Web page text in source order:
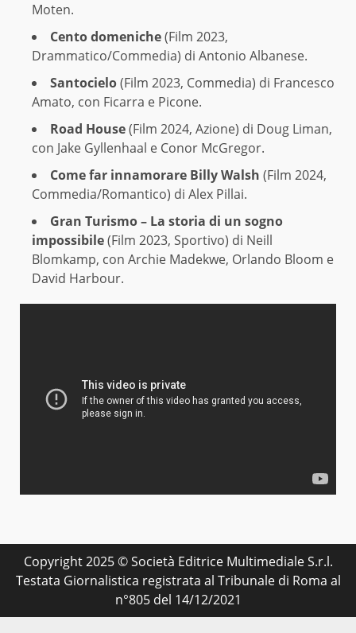
Moten.
Cento domeniche(Film 2023,
Drammatico/Commedia) di Antonio Albanese.
Santocielo(Film 2023, Commedia) di Francesco
Amato, con Ficarra e Picone.
Road House(Film 2024, Azione) di Doug Liman,
con Jake Gyllenhaal e Conor McGregor.
Come far innamorare Billy Walsh (Film 2024,
Commedia/Romantico) di Alex Pillai.
Gran Turismo – La storia di un sogno
impossibile(Film 2023, Sportivo) di Neill
Blomkamp, con Archie Madekwe, Orlando Bloom e
David Harbour.
Copyright 2025 © Società Editrice Multimediale S.r.l.
Testata Giornalistica registrata al Tribunale di Roma al
n°805 del 14/12/2021